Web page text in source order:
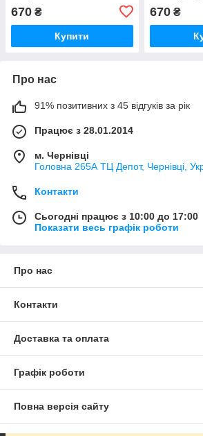
670 ₴
Купити
670₴
Про нас
91% позитивних з 45 відгуків за рік
Працює з 28.01.2014
м. Чернівці
Головна 265А ТЦ Депот, Чернівці,
Контакти
Сьогодні працює з 10:00 до 17:00
Показати весь графік роботи
Про нас
Контакти
Доставка та оплата
Графік роботи
Повна версія сайту